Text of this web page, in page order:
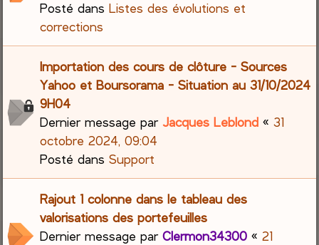
Posté dansListes des évolutions et
corrections
Importation des cours de clôture - Sources
Yahoo et Boursorama - Situation au 31/10/2024
9H04
Dernier message parJacques Leblond «31
octobre 2024, 09:04
Posté dansSupport
Rajout 1 colonne dans le tableau des
valorisations des portefeuilles
Dernier message parClermon34300 «21